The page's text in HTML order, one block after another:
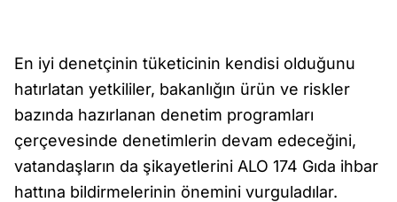
En iyi denetçinin tüketicinin kendisi olduğunu
hatırlatan yetkililer, bakanlığın ürün ve riskler
bazında hazırlanan denetim programları
çerçevesinde denetimlerin devam edeceğini,
vatandaşların da şikayetlerini ALO 174 Gıda ihbar
hattına bildirmelerinin önemini vurguladılar.